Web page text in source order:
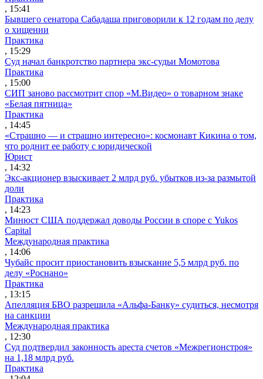
, 15:41
Бывшего сенатора Сабадаша приговорили к 12 годам по делу
о хищении
Практика
, 15:29
Суд начал банкротство партнера экс-судьи Момотова
Практика
, 15:00
СИП заново рассмотрит спор «М.Видео» о товарном знаке
«Белая пятница»
Практика
, 14:45
«Страшно — и страшно интересно»: космонавт Кикина о том,
что роднит ее работу с юридической
Юрист
, 14:32
Экс-акционер взыскивает 2 млрд руб. убытков из-за размытой
доли
Практика
, 14:23
Минюст США поддержал доводы России в споре с Yukos
Capital
Международная практика
, 14:06
Чубайс просит приостановить взыскание 5,5 млрд руб. по
делу «Роснано»
Практика
, 13:15
Апелляция БВО разрешила «Альфа-Банку» судиться, несмотря
на санкции
Международная практика
, 12:30
Суд подтвердил законность ареста счетов «Межрегионстроя»
на 1,18 млрд руб.
Практика